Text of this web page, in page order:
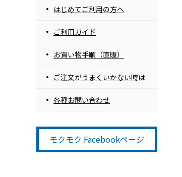
はじめてご利用の方へ
ご利用ガイド
お買い物手順（直販）
ご注文がうまくいかない時は
各種お問い合わせ
モクモク Facebookページ